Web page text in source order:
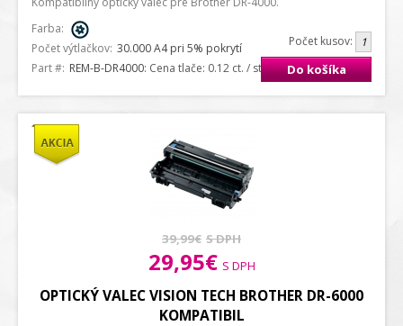
Počet kusov:
Do košíka
Farba:
Počet výtlačkov: 30.000 A4 pri 5% pokrytí
Part #: REM-B-DR4000: Cena tlače: 0.12 ct. / strana A4
39,99€ S DPH
29,95€ S DPH
OPTICKÝ VALEC VISION TECH BROTHER DR-6000
KOMPATIBIL